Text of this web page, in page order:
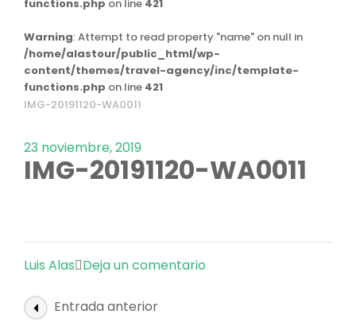
functions.php on line 421
Warning: Attempt to read property "name" on null in
/home/alastour/public_html/wp-
content/themes/travel-agency/inc/template-
functions.php on line 421
IMG-20191120-WA0011
23 noviembre, 2019
IMG-20191120-WA0011
Luis Alas Deja un comentario
Navegación
Entrada anterior